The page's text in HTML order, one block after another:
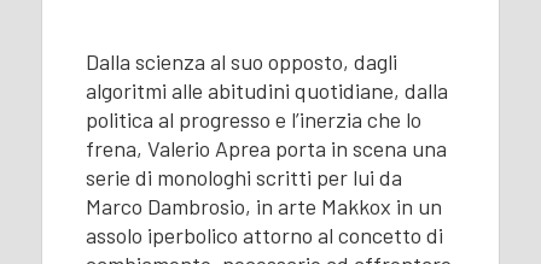
Dalla scienza al suo opposto, dagli
algoritmi alle abitudini quotidiane, dalla
politica al progresso e l’inerzia che lo
frena, Valerio Aprea porta in scena una
serie di monologhi scritti per lui da
Marco Dambrosio, in arte Makkox in un
assolo iperbolico attorno al concetto di